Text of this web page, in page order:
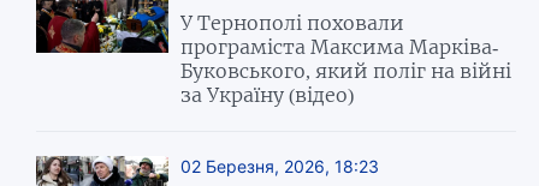
У Тернополі поховали
програміста Максима Марківа-
Буковського, який поліг на війні
за Україну (відео)
02 Березня, 2026, 18:23